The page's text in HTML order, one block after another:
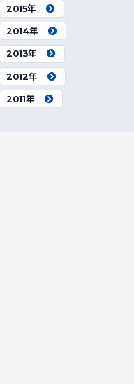
2015年
2014年
2013年
2012年
2011年